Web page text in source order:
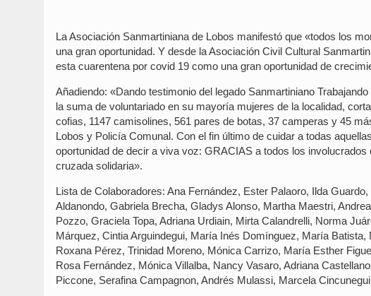
La Asociación Sanmartiniana de Lobos manifestó que «todos los
una gran oportunidad. Y desde la Asociación Civil Cultural
esta cuarentena por covid 19 como una gran oportunidad de
Añadiendo: «Dando testimonio del legado Sanmartiniano
la suma de voluntariado en su mayoría mujeres de la localidad,
cofias, 1147 camisolines, 561 pares de botas, 37 camperas y 45
Lobos y Policía Comunal. Con el fin último de cuidar a todas
oportunidad de decir a viva voz: GRACIAS a todos los
cruzada solidaria».
Lista de Colaboradores: Ana Fernández, Ester Palaoro, Ilda
Aldanondo, Gabriela Brecha, Gladys Alonso, Martha Maestri,
Pozzo, Graciela Topa, Adriana Urdiain, Mirta Calandrelli, Norma
Márquez, Cintia Arguindegui, María Inés Domínguez, María
Roxana Pérez, Trinidad Moreno, Mónica Carrizo, María Esther
Rosa Fernández, Mónica Villalba, Nancy Vasaro, Adriana
Piccone, Serafina Campagnon, Andrés Mulassi, Marcela